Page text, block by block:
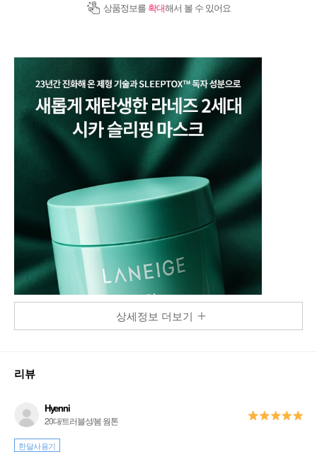
상품정보를 확대해서 볼 수 있어요
상세정보 더보기
리뷰
Hyenni
20대/트러블성/봄 웜톤
한달사용기